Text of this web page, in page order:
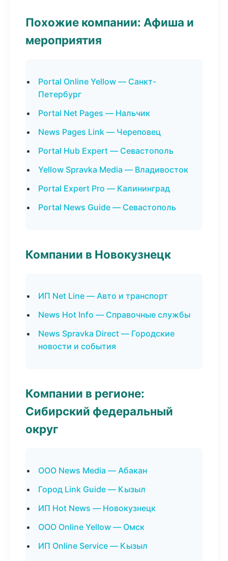
Похожие компании: Афиша и
мероприятия
Portal Online Yellow — Санкт-
Петербург
Portal Net Pages — Нальчик
News Pages Link — Череповец
Portal Hub Expert — Севастополь
Yellow Spravka Media — Владивосток
Portal Expert Pro — Калининград
Portal News Guide — Севастополь
Компании в Новокузнецк
ИП Net Line — Авто и транспорт
News Hot Info — Справочные службы
News Spravka Direct — Городские
новости и события
Компании в регионе:
Сибирский федеральный
округ
ООО News Media — Абакан
Город Link Guide — Кызыл
ИП Hot News — Новокузнецк
ООО Online Yellow — Омск
ИП Online Service — Кызыл